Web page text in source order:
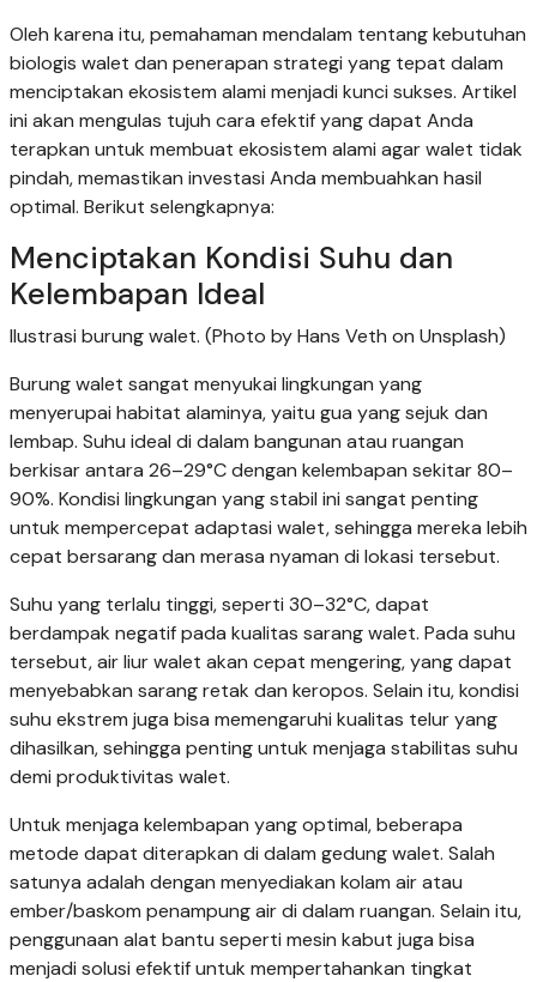
Oleh karena itu, pemahaman mendalam tentang kebutuhan
biologis walet dan penerapan strategi yang tepat dalam
menciptakan ekosistem alami menjadi kunci sukses. Artikel
ini akan mengulas tujuh cara efektif yang dapat Anda
terapkan untuk membuat ekosistem alami agar walet tidak
pindah, memastikan investasi Anda membuahkan hasil
optimal. Berikut selengkapnya:
Menciptakan Kondisi Suhu dan
Kelembapan Ideal
Ilustrasi burung walet. (Photo by Hans Veth on Unsplash)
Burung walet sangat menyukai lingkungan yang
menyerupai habitat alaminya, yaitu gua yang sejuk dan
lembap. Suhu ideal di dalam bangunan atau ruangan
berkisar antara 26–29°C dengan kelembapan sekitar 80–
90%. Kondisi lingkungan yang stabil ini sangat penting
untuk mempercepat adaptasi walet, sehingga mereka lebih
cepat bersarang dan merasa nyaman di lokasi tersebut.
Suhu yang terlalu tinggi, seperti 30–32°C, dapat
berdampak negatif pada kualitas sarang walet. Pada suhu
tersebut, air liur walet akan cepat mengering, yang dapat
menyebabkan sarang retak dan keropos. Selain itu, kondisi
suhu ekstrem juga bisa memengaruhi kualitas telur yang
dihasilkan, sehingga penting untuk menjaga stabilitas suhu
demi produktivitas walet.
Untuk menjaga kelembapan yang optimal, beberapa
metode dapat diterapkan di dalam gedung walet. Salah
satunya adalah dengan menyediakan kolam air atau
ember/baskom penampung air di dalam ruangan. Selain itu,
penggunaan alat bantu seperti mesin kabut juga bisa
menjadi solusi efektif untuk mempertahankan tingkat